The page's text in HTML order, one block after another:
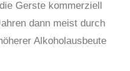
Gerste kommerziell
dann meist durch
Alkoholausbeute